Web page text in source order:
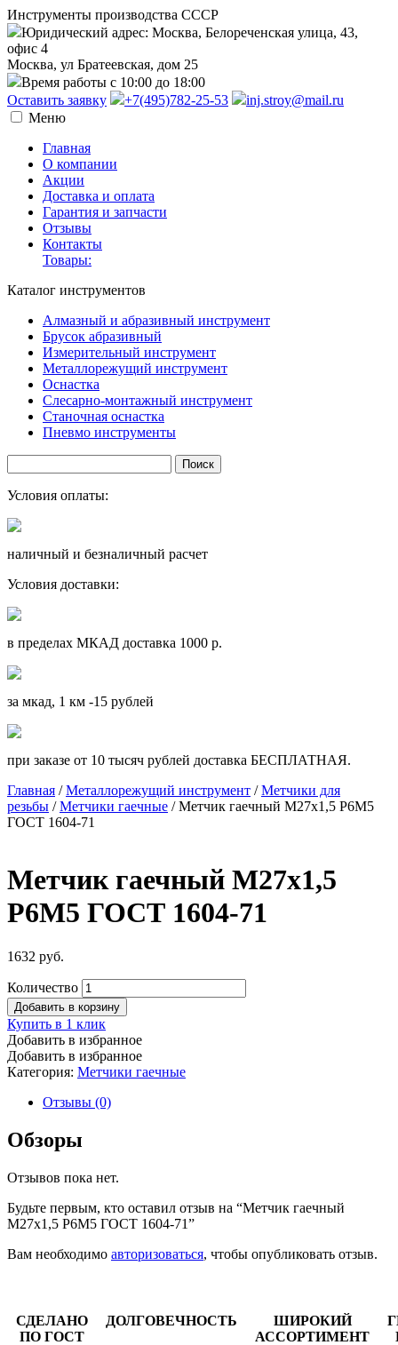
Инструменты производства СССР
Юридический адрес: Москва, Белореченская улица, 43,
офис 4
Москва, ул Братеевская, дом 25
Время работы с 10:00 до 18:00
Оставить заявку
+7(495)782-25-53
inj.stroy@mail.ru
Меню
Главная
О компании
Акции
Доставка и оплата
Гарантия и запчасти
Отзывы
Контакты
Товары:
Каталог инструментов
Алмазный и абразивный инструмент
Брусок абразивный
Измерительный инструмент
Металлорежущий инструмент
Оснастка
Слесарно-монтажный инструмент
Станочная оснастка
Пневмо инструменты
Условия оплаты:
наличный и безналичный расчет
Условия доставки:
в пределах МКАД доставка 1000 р.
за мкад, 1 км -15 рублей
при заказе от 10 тысяч рублей доставка БЕСПЛАТНАЯ.
Главная /Металлорежущий инструмент /Метчики для
резьбы /Метчики гаечные / Метчик гаечный М27х1,5 Р6М5
ГОСТ 1604-71
Метчик гаечный М27х1,5
Р6М5 ГОСТ 1604-71
1632 руб.
Количество
Добавить в корзину
Купить в 1 клик
Добавить в избранное
Добавить в избранное
Категория: Метчики гаечные
Отзывы (0)
Обзоры
Отзывов пока нет.
Будьте первым, кто оставил отзыв на “Метчик гаечный
М27х1,5 Р6М5 ГОСТ 1604-71”
Вам необходимо авторизоваться, чтобы опубликовать отзыв.
СДЕЛАНО
ПО ГОСТ
ДОЛГОВЕЧНОСТЬ
ШИРОКИЙ
АССОРТИМЕНТ